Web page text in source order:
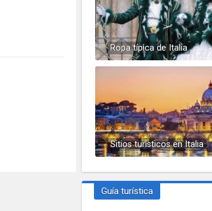
Ropa típica de Italia
Sitios turísticos en Italia
Guía turística